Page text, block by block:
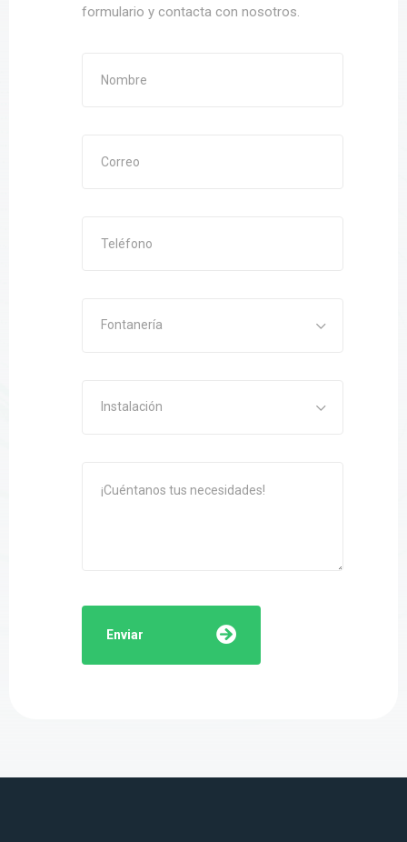
formulario y contacta con nosotros.
Fontanería
Instalación
Enviar